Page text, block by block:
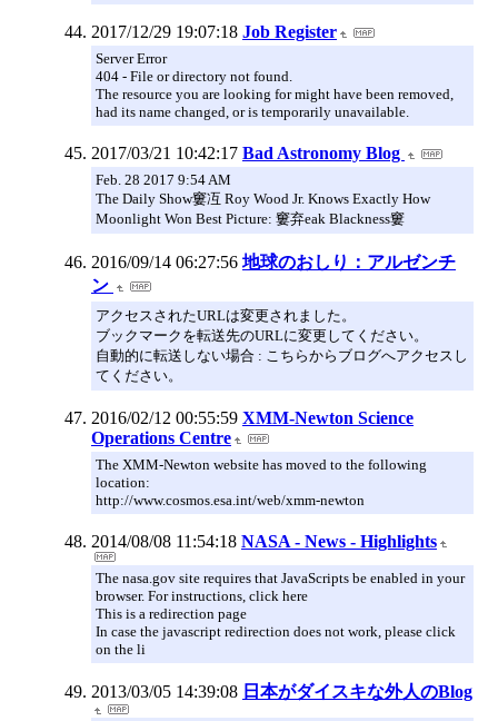
2017/12/29 19:07:18 Job Register
Server Error
404 - File or directory not found.
The resource you are looking for might have been removed,
had its name changed, or is temporarily unavailable.
2017/03/21 10:42:17 Bad Astronomy Blog
Feb. 28 2017 9:54 AM
The Daily Show窶冱 Roy Wood Jr. Knows Exactly How
Moonlight Won Best Picture: 窶弃eak Blackness窶
2016/09/14 06:27:56 地球のおしり：アルゼンチ
ン
アクセスされたURLは変更されました。
ブックマークを転送先のURLに変更してください。
自動的に転送しない場合 : こちらからブログへアクセスし
てください。
2016/02/12 00:55:59 XMM-Newton Science
Operations Centre
The XMM-Newton website has moved to the following
location:
http://www.cosmos.esa.int/web/xmm-newton
2014/08/08 11:54:18 NASA - News - Highlights
The nasa.gov site requires that JavaScripts be enabled in your
browser. For instructions, click here
This is a redirection page
In case the javascript redirection does not work, please click
on the li
2013/03/05 14:39:08 日本がダイスキな外人のBlog